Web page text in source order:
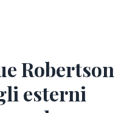
Robertson
esterni